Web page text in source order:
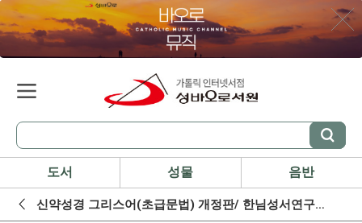
도서 성물 음반
신약성경 그리스어(초급문법) 개정판/ 한님성서연구소